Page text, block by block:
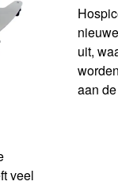
veel
uit,
aan